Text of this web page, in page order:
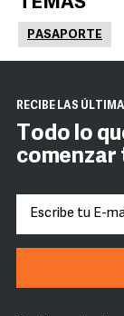
PASAPORTE
RECIBE LAS
Todo lo
comenzar